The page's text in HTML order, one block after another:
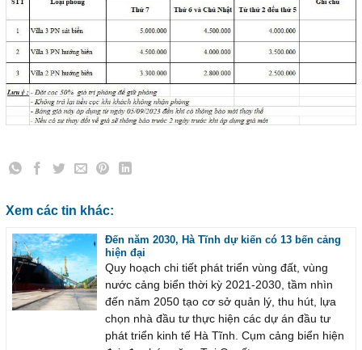
Xem các tin khác:
Đến năm 2030, Hà Tĩnh dự kiến có 13 bến cảng
hiện đại
Quy hoạch chi tiết phát triển vùng đất, vùng
nước cảng biển thời kỳ 2021-2030, tầm nhìn
đến năm 2050 tạo cơ sở quản lý, thu hút, lựa
chọn nhà đầu tư thực hiện các dự án đầu tư
phát triển kinh tế Hà Tĩnh. Cụm cảng biển hiện